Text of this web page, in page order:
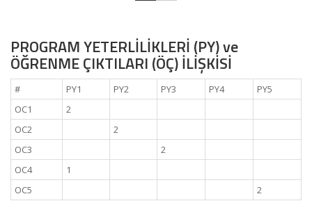
PROGRAM YETERLİLİKLERİ (PY) ve
ÖĞRENME ÇIKTILARI (ÖÇ) İLİŞKİSİ
# PY1 PY2 PY3 PY4
PY5
OC1
2
OC2
2
OC3
2
OC4
1
OC5
2